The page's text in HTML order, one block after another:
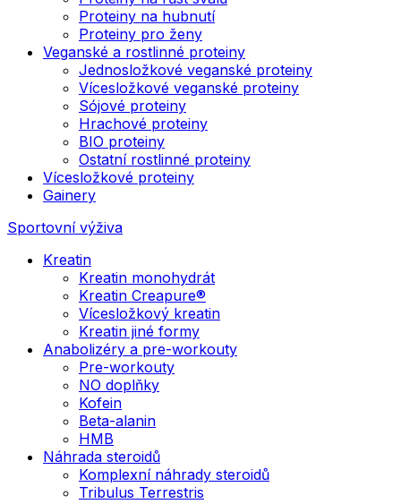
Proteiny na hubnutí
Proteiny pro ženy
Veganské a rostlinné proteiny
Jednosložkové veganské proteiny
Vícesložkové veganské proteiny
Sójové proteiny
Hrachové proteiny
BIO proteiny
Ostatní rostlinné proteiny
Vícesložkové proteiny
Gainery
Sportovní výživa
Kreatin
Kreatin monohydrát
Kreatin Creapure®
Vícesložkový kreatin
Kreatin jiné formy
Anabolizéry a pre-workouty
Pre-workouty
NO doplňky
Kofein
Beta-alanin
HMB
Náhrada steroidů
Komplexní náhrady steroidů
Tribulus Terrestris